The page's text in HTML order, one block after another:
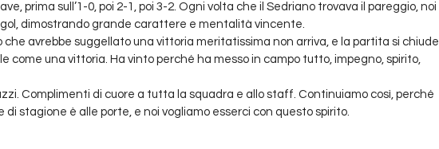
prima sull’1-0, poi 2-1, poi 3-2. Ogni volta che il Sedriano trovava il pareggio, noi
dimostrando grande carattere e mentalità vincente.
che avrebbe suggellato una vittoria meritatissima non arriva, e la partita si chiude
come una vittoria. Ha vinto perché ha messo in campo tutto, impegno, spirito,
Complimenti di cuore a tutta la squadra e allo staff. Continuiamo così, perché
di stagione è alle porte, e noi vogliamo esserci con questo spirito.